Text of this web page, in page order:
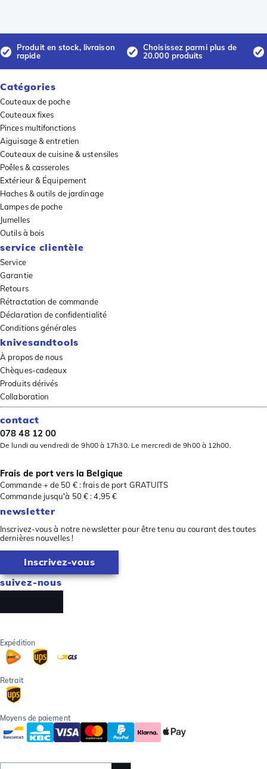
Produit en stock, livraison
rapide
Choisissez parmi plus de
20.000 produits
Catégories
Couteaux de poche
Couteaux fixes
Pinces multifonctions
Aiguisage & entretien
Couteaux de cuisine & ustensiles
Poêles & casseroles
Extérieur & Équipement
Haches & outils de jardinage
Lampes de poche
Jumelles
Outils à bois
service clientèle
Service
Garantie
Retours
Rétractation de commande
Déclaration de confidentialité
Conditions générales
knivesandtools
À propos de nous
Chèques-cadeaux
Produits dérivés
Collaboration
contact
078 48 12 00
De lundi au vendredi de 9h00 à 17h30. Le mercredi de 9h00 à 12h00.
Frais de port vers la Belgique
Commande + de 50 € : frais de port GRATUITS
Commande jusqu'à 50 € : 4,95 €
newsletter
Inscrivez-vous à notre newsletter pour être tenu au courant des toutes
dernières nouvelles !
Inscrivez-vous
suivez-nous
Expédition
Retrait
Moyens de paiement